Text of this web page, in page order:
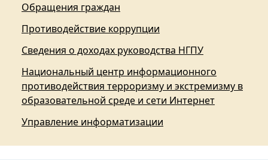
Обращения граждан
Противодействие коррупции
Сведения о доходах руководства НГПУ
Национальный центр информационного
противодействия терроризму и экстремизму в
образовательной среде и сети Интернет
Управление информатизации